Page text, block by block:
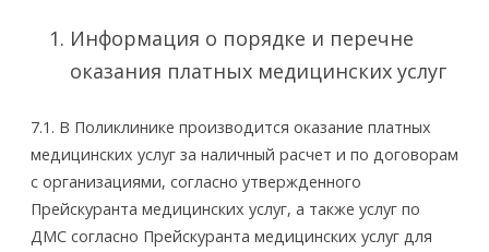
Информация о порядке и перечне
оказания платных медицинских услуг
7.1. В Поликлинике производится оказание платных
медицинских услуг за наличный расчет и по договорам
с организациями, согласно утвержденного
Прейскуранта медицинских услуг, а также услуг по
ДМС согласно Прейскуранта медицинских услуг для